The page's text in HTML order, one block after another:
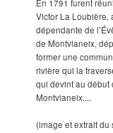
En 1791 furent
Victor La Loubière,
dépendante de
de Montvianeix,
former une
rivière qui la
qui devint au début
Montvianeix....
(image et extrait du